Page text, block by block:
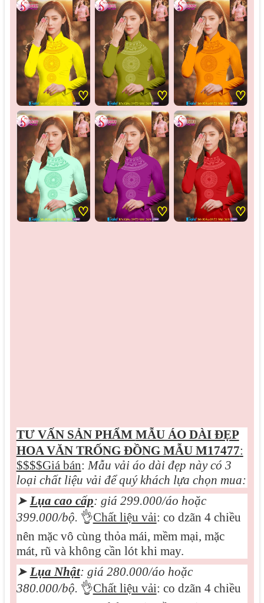
♡ ♡ ♡
♡ ♡ ♡
TƯ VẤN SẢN PHẨM MẪU ÁO DÀI ĐẸP
HOA VĂN TRỐNG ĐỒNG MẪU M17477:
$$$$Giá bán: Mẫu vải áo dài đẹp này có 3
loại chất liệu vải để quý khách lựa chọn mua:
➤ Lụa cao cấp: giá 299.000/áo hoặc
399.000/bộ. 👌Chất liệu vải: co dzãn 4 chiều
nên mặc vô cùng thỏa mái, mềm mại, mặc
mát, rũ và không cần lót khi may.
➤ Lụa Nhật: giá 280.000/áo hoặc
380.000/bộ. 👌Chất liệu vải: co dzãn 4 chiều